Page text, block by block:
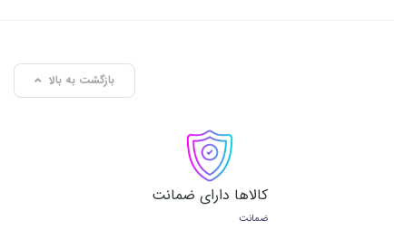
بازگشت به بالا
کالاها دارای ضمانت
ضمانت